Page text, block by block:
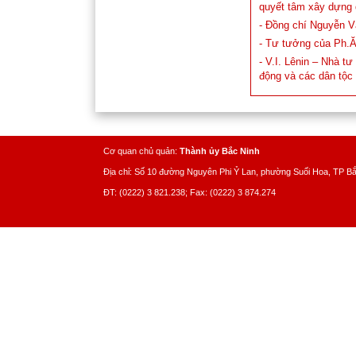
quyết tâm xây dựng
- Đồng chí Nguyễn
- Tư tưởng của
- V.I. Lênin – Nhà
động và các dân
Cơ quan chủ quản: Thành ủy Bắc Ninh
Địa chỉ: Số 10 đường Nguyên Phi Ỷ Lan, phường Suối Hoa, TP
ĐT: (0222) 3 821.238; Fax: (0222) 3 874.274